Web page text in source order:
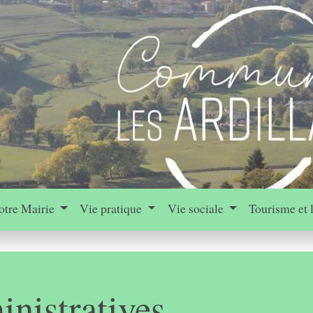
Mairie Vie pratique Vie sociale Tourisme et